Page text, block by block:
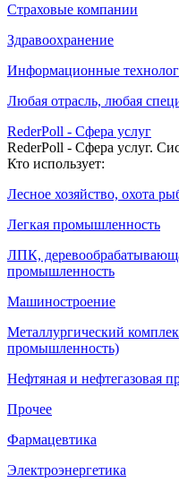
Страховые компании
Здравоохранение
Информационные
Любая отрасль, любая
RederPoll - Сфера услуг
RederPoll - Сфера услуг.
Кто использует:
Лесное хозяйство, охота
Легкая промышленность
ЛПК,
промышленность
Машиностроение
Металлургический
промышленность)
Нефтяная и нефтегазовая
Прочее
Фармацевтика
Электроэнергетика